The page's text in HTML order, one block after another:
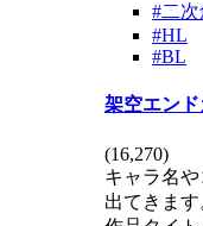
#二
#HL
#BL
架空エンド
(16,270)
キャラ名
出てきま